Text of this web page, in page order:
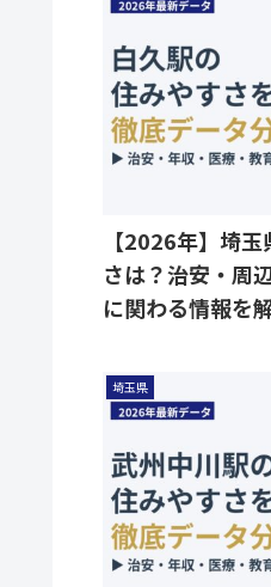
【2026年】埼
さは？治安・周
に関わる情報を
埼玉県